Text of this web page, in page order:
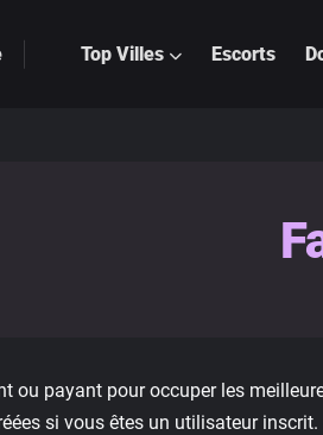
Top Villes Escorts
ou payant pour occuper les
si vous êtes un utilisateur